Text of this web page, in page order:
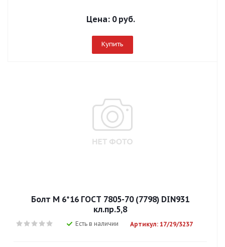
Цена: 0 руб.
Купить
Болт М 6*16 ГОСТ 7805-70 (7798) DIN931
кл.пр.5,8
Есть в наличии Артикул: 17/29/3237